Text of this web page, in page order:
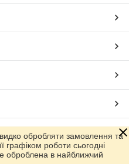
Prom.ua
обробляти замовлення та
графіком роботи сьогодні
оброблена в найближчий